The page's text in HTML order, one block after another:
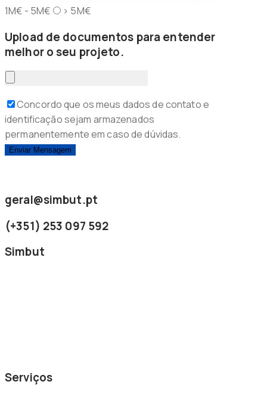
1M€ - 5M€
> 5M€
Upload de documentos para entender
melhor o seu projeto.
Concordo que os meus dados de contato e
identificação sejam armazenados
permanentemente em caso de dúvidas.
geral@simbut.pt
(+351) 253 097 592
Simbut
Serviços